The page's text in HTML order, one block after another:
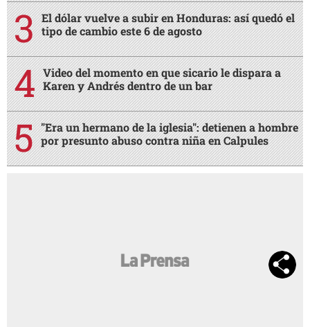
El dólar vuelve a subir en Honduras: así quedó el
tipo de cambio este 6 de agosto
Video del momento en que sicario le dispara a
Karen y Andrés dentro de un bar
"Era un hermano de la iglesia": detienen a hombre
por presunto abuso contra niña en Calpules